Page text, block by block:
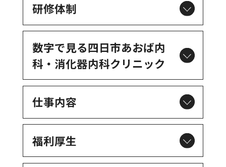
研修体制
数字で見る四日市あおば内
科・ 消化器内科クリニック
仕事内容
福利厚生